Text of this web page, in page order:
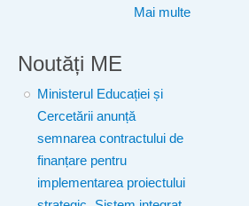
Mai multe
Noutăți ME
Ministerul Educației și
Cercetării anunță
semnarea contractului de
finanțare pentru
implementarea proiectului